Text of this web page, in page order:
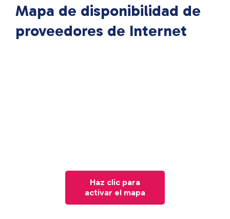
Mapa de disponibilidad de
proveedores de Internet
Haz clic para
activar el mapa